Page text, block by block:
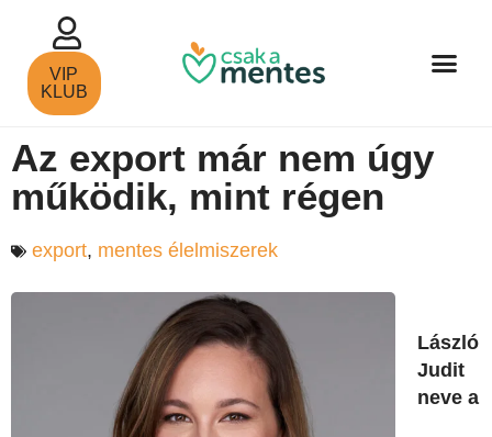
VIP
KLUB
Az export már nem úgy
működik, mint régen
export, mentes élelmiszerek
László
Judit
neve a